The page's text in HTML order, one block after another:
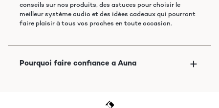
conseils sur nos produits, des astuces pour choisir le
meilleur système audio et des idées cadeaux qui pourront
faire plaisir à tous vos proches en toute occasion.